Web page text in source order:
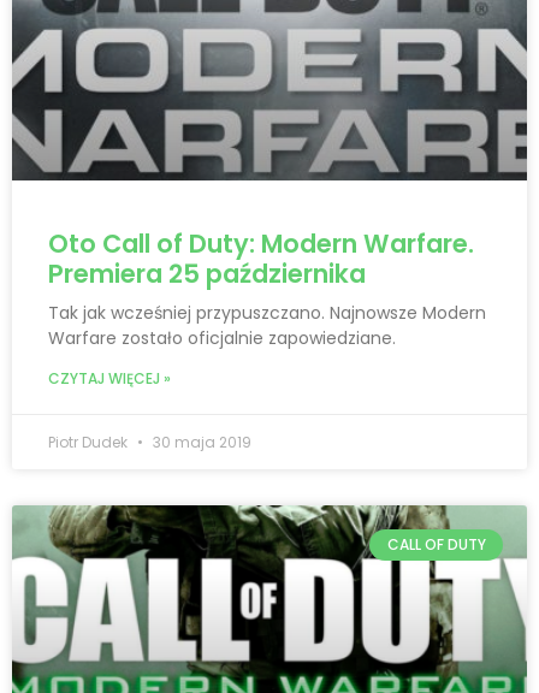
Oto Call of Duty: Modern Warfare.
Premiera 25 października
Tak jak wcześniej przypuszczano. Najnowsze Modern
Warfare zostało oficjalnie zapowiedziane.
CZYTAJ WIĘCEJ »
Piotr Dudek 30 maja 2019
CALL OF DUTY